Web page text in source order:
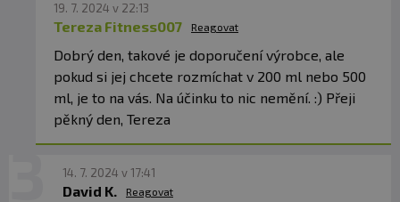
19. 7. 2024 v 22:13
Tereza Fitness007 Reagovat
Dobrý den, takové je doporučení výrobce, ale
pokud si jej chcete rozmíchat v 200 ml nebo 500
ml, je to na vás. Na účinku to nic nemění. :) Přeji
pěkný den, Tereza
14. 7. 2024 v 17:41
David K. Reagovat